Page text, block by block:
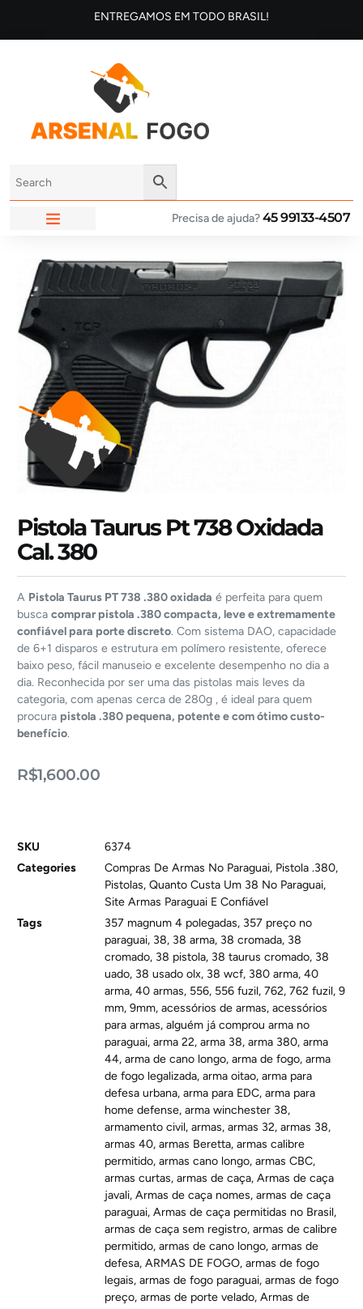
ENTREGAMOS EM TODO BRASIL!
Precisa de ajuda?45 99133-4507
Pistola Taurus Pt 738 Oxidada
Cal. 380
A Pistola Taurus PT 738 .380 oxidada é perfeita para quem
buscacomprar pistola .380 compacta, leve e extremamente
confiável para porte discreto. Com sistema DAO, capacidade
de 6+1 disparos e estrutura em polímero resistente, oferece
baixo peso, fácil manuseio e excelente desempenho no dia a
dia. Reconhecida por ser uma das pistolas mais leves da
categoria, com apenas cerca de 280g , é ideal para quem
procura pistola .380 pequena, potente e com ótimo custo-
benefício.
R$1,600.00
SKU
6374
Categories
Compras De Armas No Paraguai, Pistola .380,
Pistolas,Quanto Custa Um 38 No Paraguai,
Site Armas Paraguai E Confiável
Tags
357 magnum 4 polegadas, 357 preço no
paraguai, 38, 38 arma, 38 cromada, 38
cromado, 38 pistola, 38 taurus cromado, 38
uado, 38 usado olx, 38 wcf, 380 arma,40
arma,40 armas, 556, 556 fuzil,762,762 fuzil,9
mm,9mm,acessórios de armas,acessórios
para armas,alguém já comprou arma no
paraguai,arma 22,arma 38,arma 380,arma
44,arma de cano longo,arma de fogo,arma
de fogo legalizada,arma oitao,arma para
defesa urbana,arma para EDC,arma para
home defense,arma winchester 38,
armamento civil,armas,armas 32,armas 38,
armas 40,armas Beretta,armas calibre
permitido,armas cano longo,armas CBC,
armas curtas,armas de caça,Armas de caça
javali,Armas de caça nomes,armas de caça
paraguai,Armas de caça permitidas no Brasil,
armas de caça sem registro,armas de calibre
permitido,armas de cano longo,armas de
defesa,ARMAS DE FOGO,armas de fogo
legais,armas de fogo paraguai,armas de fogo
preço,armas de porte velado,Armas de